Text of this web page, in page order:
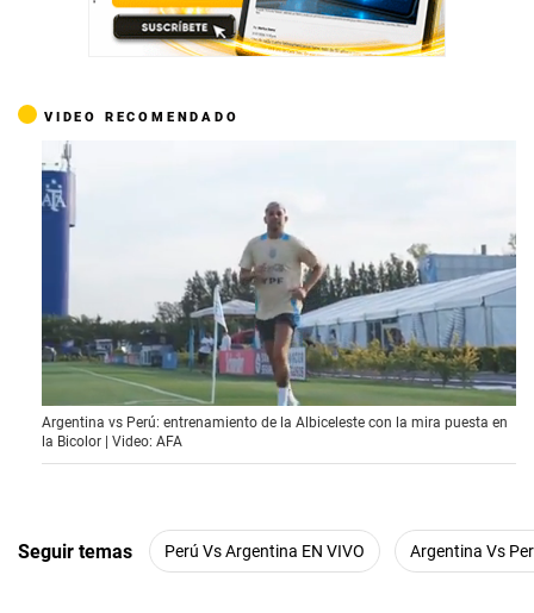
VIDEO RECOMENDADO
0
o
f
u
t
Argentina vs Perú: entrenamiento de la Albiceleste con la mira puesta en
la Bicolor | Video: AFA
Seguir temas Perú Vs Argentina EN VIVO Argentina Vs